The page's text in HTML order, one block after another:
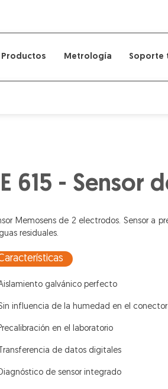
Productos Metrología Soporte
615 - Sensor
Memosens de 2 electrodos. Sensor a
residuales.
galvánico perfecto
influencia de la humedad en el conector
Precalibración en el laboratorio
Transferencia de datos digitales
Diagnóstico de sensor integrado